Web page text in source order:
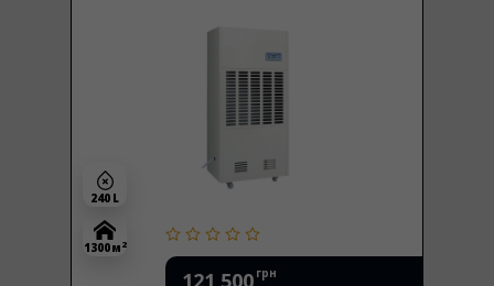
121 500 грн
240 L
1300 м 2